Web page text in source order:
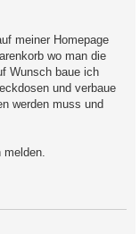
meiner Homepage
wo man die
Wunsch baue ich
und verbaue
werden muss und
melden.